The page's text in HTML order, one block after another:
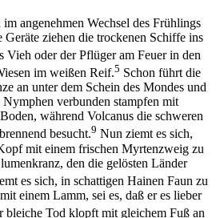
angenehmen Wechsel des Frühlings
ziehen die trockenen Schiffe ins
Vieh oder der Pflüger am Feuer in den
im weißen Reif.5 Schon führt die
an unter dem Schein des Mondes und
verbunden stampfen mit
während Volcanus die schweren
besucht.9 Nun ziemt es sich,
mit einem frischen Myrtenzweig zu
den die gelösten Länder
es sich, in schattigen Hainen Faun zu
einem Lamm, sei es, daß er es lieber
bleiche Tod klopft mit gleichem Fuß an